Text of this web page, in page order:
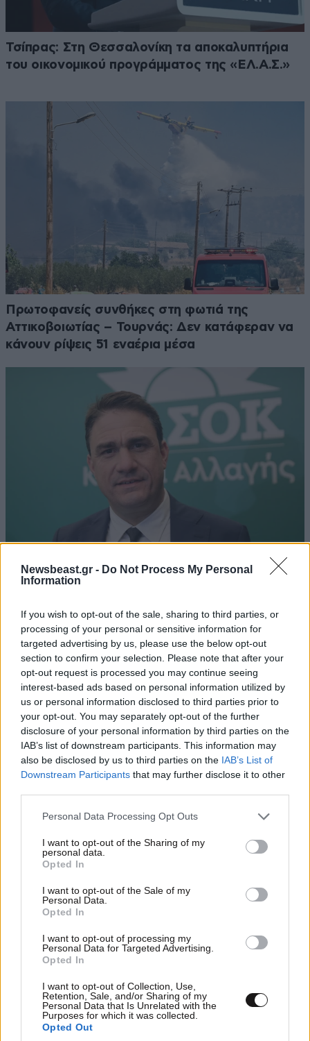
Newsbeast.gr - Do Not Process My Personal
Information
If you wish to opt-out of the sale, sharing to third parties, or
processing of your personal or sensitive information for
targeted advertising by us, please use the below opt-out
section to confirm your selection. Please note that after your
opt-out request is processed you may continue seeing
interest-based ads based on personal information utilized by
us or personal information disclosed to third parties prior to
your opt-out. You may separately opt-out of the further
disclosure of your personal information by third parties on the
IAB’s list of downstream participants. This information may
also be disclosed by us to third parties on the IAB’s List of
Downstream Participants that may further disclose it to other
Please note that this website/app uses one or more Google
not limited to your visit or usage behaviour. You may click to
grant or deny consent to Google and its third-party tags to
use your data for below specified purposes in below Google
consent section.
Personal Data Processing Opt Outs
I want to opt-out of the Sharing of my
personal data.
Opted In
I want to opt-out of the Sale of my
Personal Data.
Opted In
I want to opt-out of processing my
Personal Data for Targeted Advertising.
Opted In
I want to opt-out of Collection, Use,
Retention, Sale, and/or Sharing of my
Personal Data that Is Unrelated with the
Purposes for which it was collected.
Opted Out
Τσίπρας: Στη Θεσσαλονίκη τα αποκαλυπτήρια
του οικονομικού προγράμματος της «ΕΛ.Α.Σ.»
Πρωτοφανείς συνθήκες στη φωτιά της
Αττικοβοιωτίας – Τουρνάς: Δεν κατάφεραν να
κάνουν ρίψεις 51 εναέρια μέσα
Τσουκαλάς: Xρειάζεται άλλη εξωτερική πολιτική
Ακολουθήστε το NEWSBEAST
Google News
και μάθετε πρώτοι όλες τις ειδήσεις
ΣΧΌΛΙΑ ΑΝΑΓΝΩΣΤΏΝ